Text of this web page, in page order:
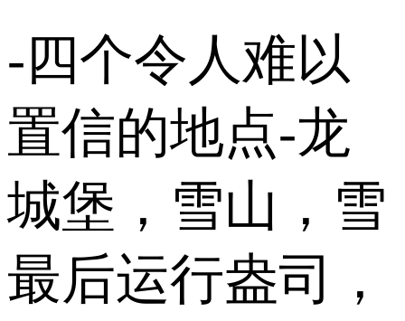
-四个令人难以
置信的地点-龙
城堡，雪山，雪
最后运行盎司，